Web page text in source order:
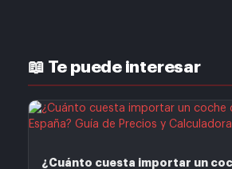
📖 Te puede interesar
¿Cuánto cuesta importar un